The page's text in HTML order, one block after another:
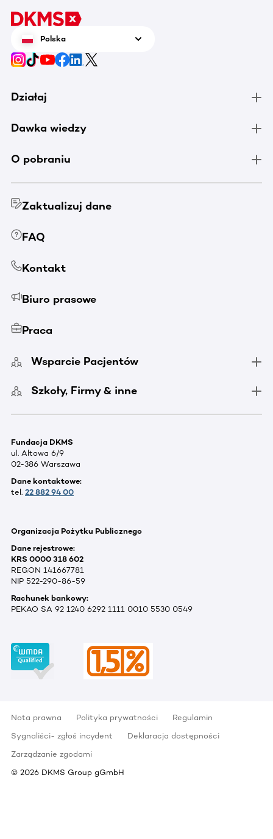
Polska
Działaj
Dawka wiedzy
O pobraniu
Zaktualizuj dane
FAQ
Kontakt
Biuro prasowe
Praca
Wsparcie Pacjentów
Szkoły, Firmy & inne
Fundacja DKMS
ul. Altowa 6/9
02-386 Warszawa
Dane kontaktowe:
tel. 22 882 94 00
Organizacja Pożytku Publicznego
Dane rejestrowe:
KRS 0000 318 602
REGON 141667781
NIP 522-290-86-59
Rachunek bankowy:
PEKAO SA 92 1240 6292 1111 0010 5530 0549
Nota prawna Polityka prywatności
Regulamin
Sygnaliści- zgłoś incydent
Deklaracja dostępności
Zarządzanie zgodami
© 2026 DKMS Group gGmbH